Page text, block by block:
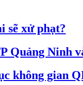
sẽ xử phạt?
Quảng Ninh
không gian